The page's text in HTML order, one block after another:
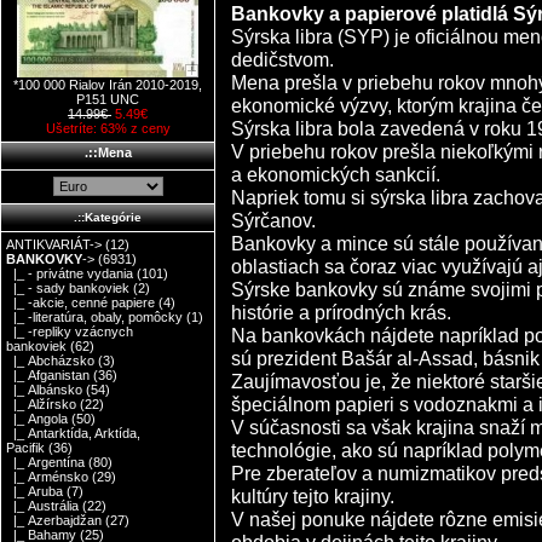
*100 000 Rialov Irán 2010-2019,
P151 UNC
14.99€ 5.49€
Ušetríte: 63% z ceny
.::Mena
.::Kategórie
ANTIKVARIÁT-> (12)
BANKOVKY-> (6931)
|_ - privátne vydania (101)
|_ - sady bankoviek (2)
|_ -akcie, cenné papiere (4)
|_ -literatúra, obaly, pomôcky (1)
|_ -repliky vzácnych
bankoviek (62)
|_ Abcházsko (3)
|_ Afganistan (36)
|_ Albánsko (54)
|_ Alžírsko (22)
|_ Angola (50)
|_ Antarktída, Arktída,
Pacifik (36)
|_ Argentína (80)
|_ Arménsko (29)
|_ Aruba (7)
|_ Austrália (22)
|_ Azerbajdžan (27)
|_ Bahamy (25)
Bankovky a papierové platidlá
Sýrska libra (SYP) je oficiálnou
dedičstvom.
Mena prešla v priebehu rokov
ekonomické výzvy, ktorým krajina
Sýrska libra bola zavedená v roku
V priebehu rokov prešla
a ekonomických sankcií.
Napriek tomu si sýrska libra
Sýrčanov.
Bankovky a mince sú stále
oblastiach sa čoraz viac využívajú
Sýrske bankovky sú známe svojimi
histórie a prírodných krás.
Na bankovkách nájdete napríklad
sú prezident Bašár al-Assad,
Zaujímavosťou je, že niektoré
špeciálnom papieri s vodoznakmi
V súčasnosti sa však krajina snaží
technológie, ako sú napríklad
Pre zberateľov a numizmatikov
kultúry tejto krajiny.
V našej ponuke nájdete rôzne